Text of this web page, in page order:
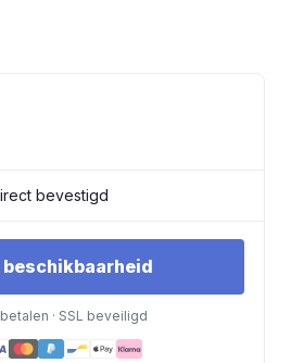
bevestigd
· SSL beveiligd